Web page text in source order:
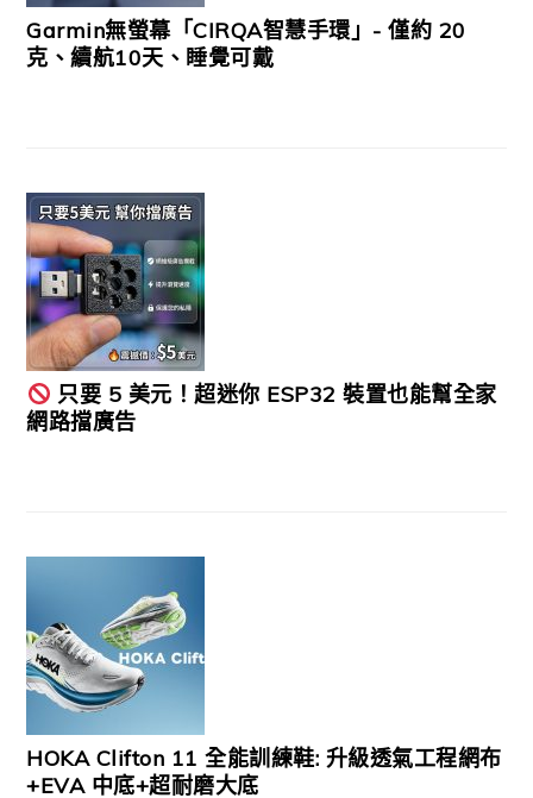
Garmin無螢幕「CIRQA智慧手環」- 僅約 20
克、續航10天、睡覺可戴
只要 5 美元！超迷你 ESP32 裝置也能幫全家
網路擋廣告
HOKA Clifton 11 全能訓練鞋: 升級透氣工程網布
+EVA 中底+超耐磨大底